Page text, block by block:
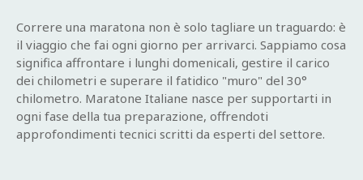
Correre una maratona non è solo tagliare un traguardo: è
il viaggio che fai ogni giorno per arrivarci. Sappiamo cosa
significa affrontare i lunghi domenicali, gestire il carico
dei chilometri e superare il fatidico "muro" del 30°
chilometro. Maratone Italiane nasce per supportarti in
ogni fase della tua preparazione, offrendoti
approfondimenti tecnici scritti da esperti del settore.